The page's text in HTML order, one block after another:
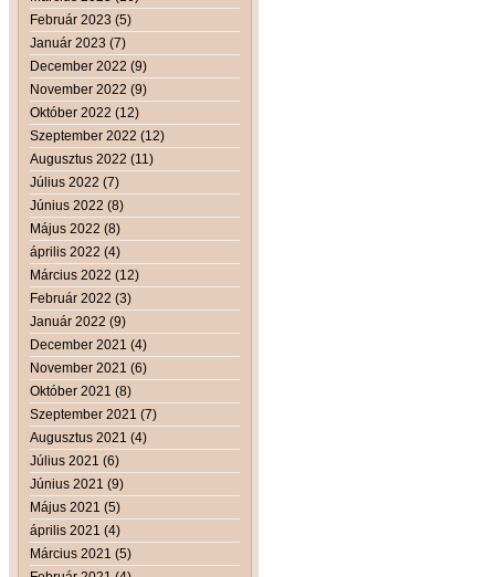
Február 2023 (5)
Január 2023 (7)
December 2022 (9)
November 2022 (9)
Október 2022 (12)
Szeptember 2022 (12)
Augusztus 2022 (11)
Július 2022 (7)
Június 2022 (8)
Május 2022 (8)
április 2022 (4)
Március 2022 (12)
Február 2022 (3)
Január 2022 (9)
December 2021 (4)
November 2021 (6)
Október 2021 (8)
Szeptember 2021 (7)
Augusztus 2021 (4)
Július 2021 (6)
Június 2021 (9)
Május 2021 (5)
április 2021 (4)
Március 2021 (5)